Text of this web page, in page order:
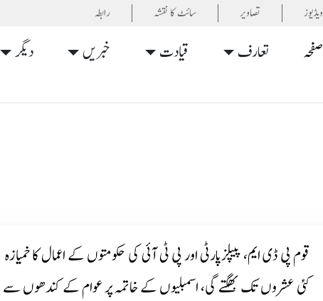
ویڈیوز تصاویر سائٹ کا نقشہ رابطہ
صفحہ
تعارف قیادت خبریں دیگر
قوم پی ڈی ایم، پیپلزپارٹی اور پی ٹی آئی کی حکومتوں کے اعمال کا خمیازہ
کئی عشروں تک بھگتے گی، اسمبلیوں کے خاتمہ پر عوام کے کندھوں سے